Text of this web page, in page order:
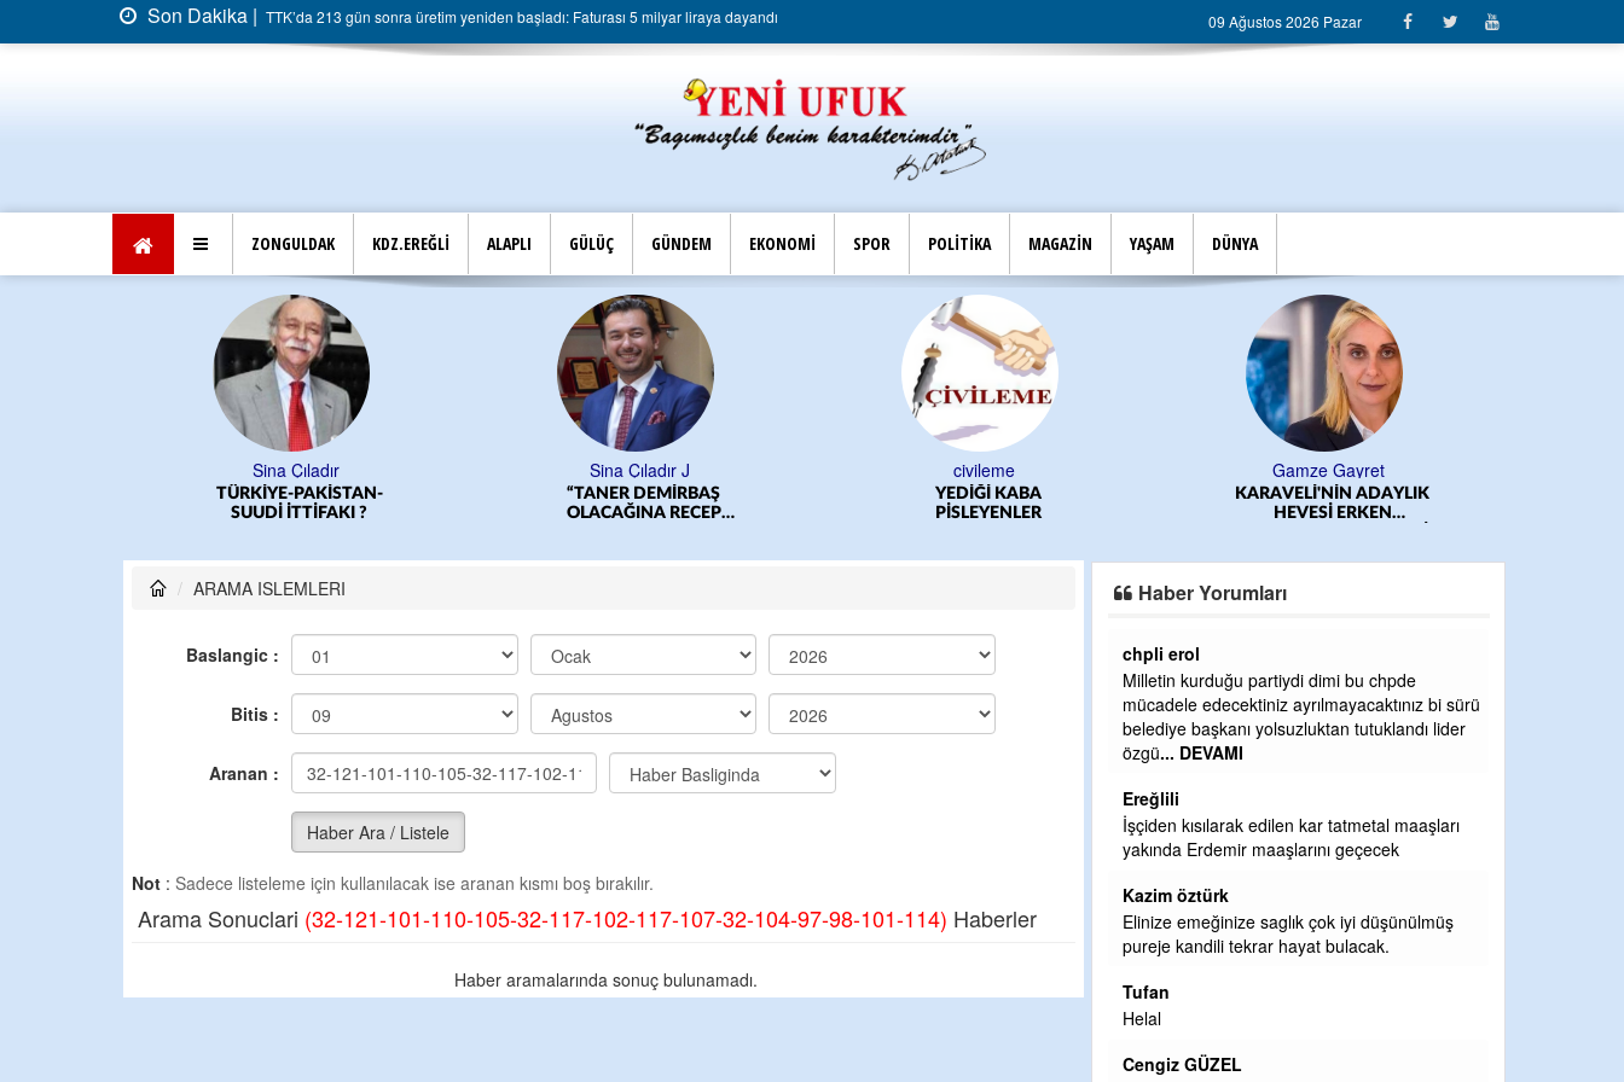
Son Dakika | TTK’da 213 gün sonra üretim yeniden başladı: Faturası 5 milyar liraya dayandı 09 Ağustos 2026 Pazar
ZONGULDAK KDZ.EREĞLİ ALAPLI GÜLÜÇ GÜNDEM EKONOMİ SPOR POLİTİKA MAGAZİN YAŞAM DÜNYA
Sina Çıladır
TÜRKİYE-PAKİSTAN-
SUUDİ İTTİFAKI ?
Sina Çıladır J
“TANER DEMİRBAŞ
OLACAĞINA RECEP
civileme
YEDİĞİ KABA
PİSLEYENLER
Gamze Gayret
KARAVELİ'NİN ADAYLIK
HEVESİ ERKEN
ARAMA ISLEMLERI
Baslangic :
Bitis :
Aranan :
Haber Ara / Listele
Not : Sadece listeleme için kullanılacak ise aranan kısmı boş bırakılır.
Arama Sonuclari (32-121-101-110-105-32-117-102-117-107-32-104-97-98-101-114) Haberler
Haber aramalarında sonuç bulunamadı.
Haber Yorumları
chpli erol
Milletin kurduğu partiydi dimi bu chpde
mücadele edecektiniz ayrılmayacaktınız bi sürü
belediye başkanı yolsuzluktan tutuklandı lider
özgü... DEVAMI
Ereğlili
İşçiden kısılarak edilen kar tatmetal maaşları
yakında Erdemir maaşlarını geçecek
Kazim öztürk
Elinize emeğinize saglık çok iyi düşünülmüş
pureje kandili tekrar hayat bulacak.
Tufan
Helal
Cengiz GÜZEL